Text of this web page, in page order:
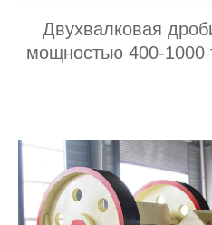
Двухвалковая
мощностью 400-1000